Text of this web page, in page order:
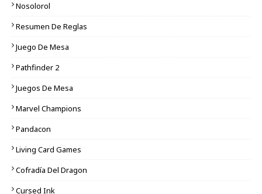
Nosolorol
Resumen De Reglas
Juego De Mesa
Pathfinder 2
Juegos De Mesa
Marvel Champions
Pandacon
Living Card Games
Cofradía Del Dragon
Cursed Ink